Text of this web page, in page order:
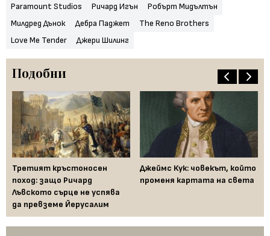
Paramount Studios
Ричард Игън
Робърт Мидълтън
Милдред Дънок
Дебра Паджет
The Reno Brothers
Love Me Tender
Джери Шилинг
Подобни
Третият кръстоносен
поход: защо Ричард
Лъвското сърце не успява
да превземе Йерусалим
Джеймс Кук: човекът, който
променя картата на света